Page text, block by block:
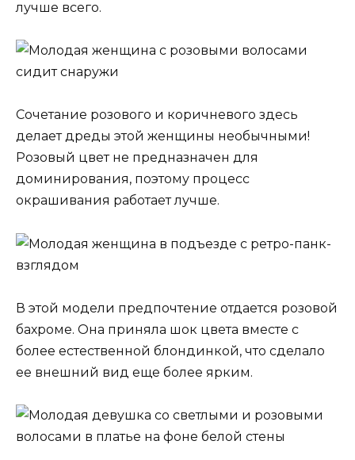
лучше всего.
Сочетание розового и коричневого здесь
делает дреды этой женщины необычными!
Розовый цвет не предназначен для
доминирования, поэтому процесс
окрашивания работает лучше.
В этой модели предпочтение отдается розовой
бахроме. Она приняла шок цвета вместе с
более естественной блондинкой, что сделало
ее внешний вид еще более ярким.